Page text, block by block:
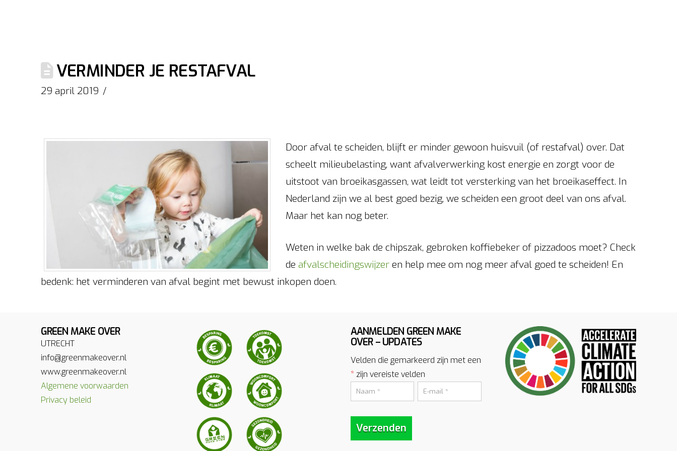
VERMINDER JE RESTAFVAL
29 april 2019
Door afval te scheiden, blijft er minder gewoon huisvuil (of restafval) over. Dat
scheelt milieubelasting, want afvalverwerking kost energie en zorgt voor de
uitstoot van broeikasgassen, wat leidt tot versterking van het broeikaseffect. In
Nederland zijn we al best goed bezig, we scheiden een groot deel van ons afval.
Maar het kan nog beter.
Weten in welke bak de chipszak, gebroken koffiebeker of pizzadoos moet? Check
de afvalscheidingswijzeren help mee om nog meer afval goed te scheiden! En
bedenk: het verminderen van afval begint met bewust inkopen doen.
GREEN MAKE OVER
UTRECHT
info@greenmakeover.nl
www.greenmakeover.nl
Algemene voorwaarden
Privacy beleid
AANMELDEN GREEN MAKE
OVER – UPDATES
Velden die gemarkeerd zijn met een
*zijn vereiste velden